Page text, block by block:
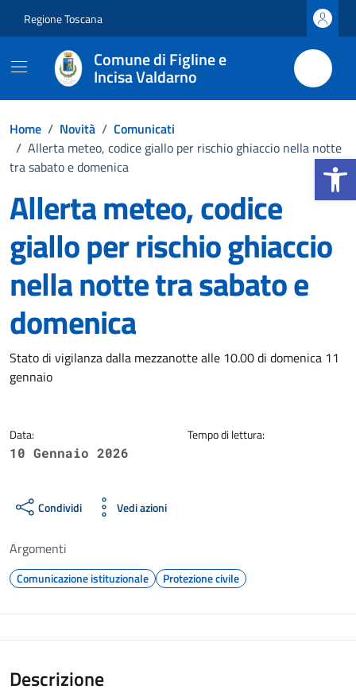
Apri la
Regione Toscana
Comune di Figline e
Incisa Valdarno
Home / Novità / Comunicati
/ Allerta meteo, codice giallo per rischio ghiaccio nella notte
tra sabato e domenica
Allerta meteo, codice
giallo per rischio ghiaccio
nella notte tra sabato e
domenica
Dettagli della notizia
Stato di vigilanza dalla mezzanotte alle 10.00 di domenica 11
gennaio
Data:
10 Gennaio 2026
Tempo di lettura:
Condividi Vedi azioni
Argomenti
Comunicazione istituzionale Protezione civile
Descrizione